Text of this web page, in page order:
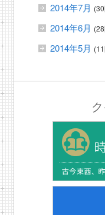
2014年7月 (30
2014年6月 (28
2014年5月 (11